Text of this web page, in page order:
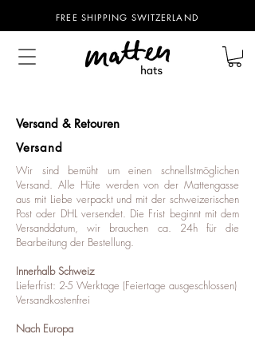
FREE SHIPPING SWITZERLAND
Versand & Retouren
Versand
Wir sind bemüht um einen schnellstmöglichen
Versand. Alle Hüte werden von der Mattengasse
aus mit Liebe verpackt und mit der schweizerischen
Post oder DHL versendet. Die Frist beginnt mit dem
Versanddatum, wir brauchen ca. 24h für die
Bearbeitung der Bestellung.
Innerhalb Schweiz
Lieferfrist: 2-5 Werktage (Feiertage ausgeschlossen)
Versandkostenfrei
Nach Europa